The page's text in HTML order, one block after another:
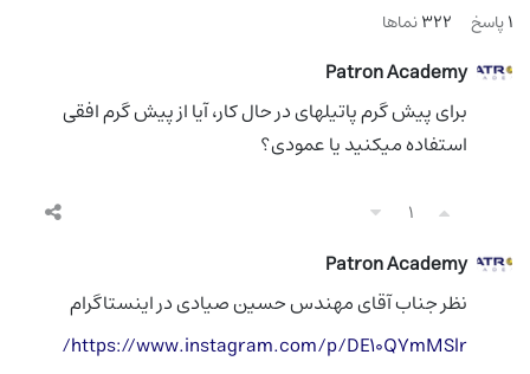
1پاسخ 322نماها
Patron Academy
برای پیش گرم پاتیلهای در حال کار، آیا از پیش گرم افقی
استفاده میکنید یا عمودی؟
1
Patron Academy
نظر جناب آقای مهندس حسین صیادی در اینستاگرام
https://www.instagram.com/p/DE10Q7mMSlr/